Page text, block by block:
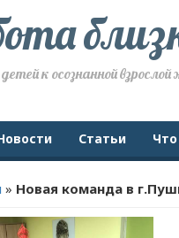
к осознанной взрослой
Статьи
» Новая команда в